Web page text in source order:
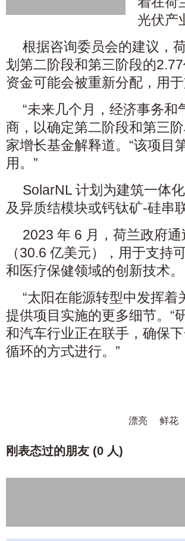
光伏产
根据咨询委员会的建议，
划第二阶段和第三阶段的
资金可能会被重新分配，用
“未来几个月，经济事务
商，以确定第二阶段和第三
家增长基金解释道。“该项目
用。”
SolarNL 计划为建筑一体
及异质结模块或钙钛矿-硅串
2023 年 6 月，荷兰政府
（30.6 亿美元），用于支持
和医疗保健领域的创新技术。
“太阳在能源转型中发挥着
提供项目实施的更多细节。“
和汽车行业正在联手，确保
循环的方式进行。”
漂亮 鲜花
刚表态过的朋友 (0 人)